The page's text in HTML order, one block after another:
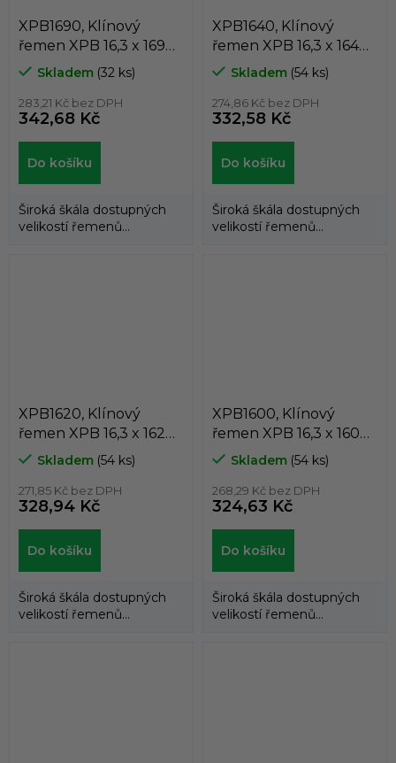
XPB1690, Klínový
řemen XPB 16,3 x 1690
Lw, 1712 La, Dunlop
White Flash
Skladem (32 ks)
283,21 Kč bez DPH
342,68 Kč
Do košíku
Široká škála dostupných
velikostí řemenů
XPB1640, Klínový
řemen XPB 16,3 x 1640
Lw, 1662 La, Dunlop
White Flash
Skladem (54 ks)
274,86 Kč bez DPH
332,58 Kč
Do košíku
Široká škála dostupných
velikostí řemenů
XPB1620, Klínový
řemen XPB 16,3 x 1620
Lw, 1642 La, Dunlop
White Flash
Skladem (54 ks)
271,85 Kč bez DPH
328,94 Kč
Do košíku
Široká škála dostupných
velikostí řemenů
XPB1600, Klínový
řemen XPB 16,3 x 1600
Lw, 1622 La, Dunlop
White Flash
Skladem (54 ks)
268,29 Kč bez DPH
324,63 Kč
Do košíku
Široká škála dostupných
velikostí řemenů